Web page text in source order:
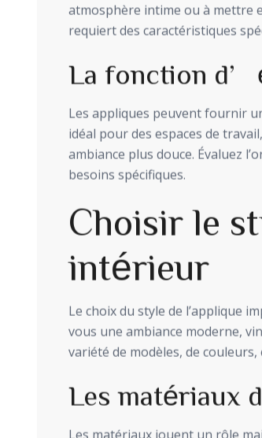
atmosphère intime ou à mettre
requiert des caractéristiques
La fonction
Les appliques peuvent fournir
idéal pour des espaces de
ambiance plus douce. Évaluez
besoins spécifiques.
Choisir le
intérieur
Le choix du style de l’applique
vous une ambiance moderne,
variété de modèles, de
Les matériaux